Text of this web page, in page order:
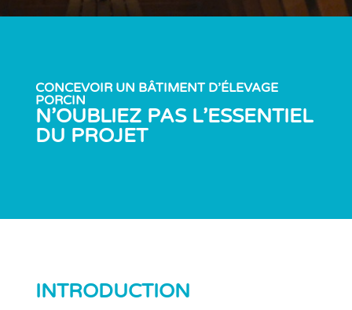
CONCEVOIR UN BÂTIMENT D’ÉLEVAGE
PORCIN
N’OUBLIEZ PAS L’ESSENTIEL
DU PROJET
INTRODUCTION